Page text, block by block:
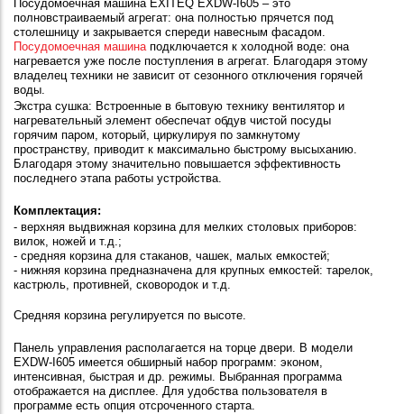
Посудомоечная машина EXITEQ EXDW-I605 – это
полновстраиваемый агрегат: она полностью прячется под
столешницу и закрывается спереди навесным фасадом.
Посудомоечная машинаподключается к холодной воде: она
нагревается уже после поступления в агрегат. Благодаря этому
владелец техники не зависит от сезонного отключения горячей
воды.
Экстра сушка: Встроенные в бытовую технику вентилятор и
нагревательный элемент обеспечат обдув чистой посуды
горячим паром, который, циркулируя по замкнутому
пространству, приводит к максимально быстрому высыханию.
Благодаря этому значительно повышается эффективность
последнего этапа работы устройства.
Комплектация:
- верхняя выдвижная корзина для мелких столовых приборов:
вилок, ножей и т.д.;
- средняя корзина для стаканов, чашек, малых емкостей;
- нижняя корзина предназначена для крупных емкостей: тарелок,
кастрюль, противней, сковородок и т.д.
Средняя корзина регулируется по высоте.
Панель управления располагается на торце двери. В модели
EXDW-I605 имеется обширный набор программ: эконом,
интенсивная, быстрая и др. режимы. Выбранная программа
отображается на дисплее. Для удобства пользователя в
программе есть опция отсроченного старта.